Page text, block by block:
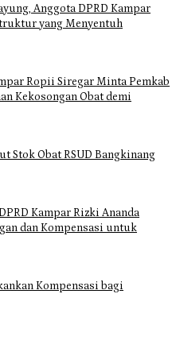
Anggota DPRD Kampar
yang Menyentuh
Ropii Siregar Minta Pemkab
Kekosongan Obat demi
Stok Obat RSUD Bangkinang
Kampar Rizki Ananda
dan Kompensasi untuk
Kompensasi bagi